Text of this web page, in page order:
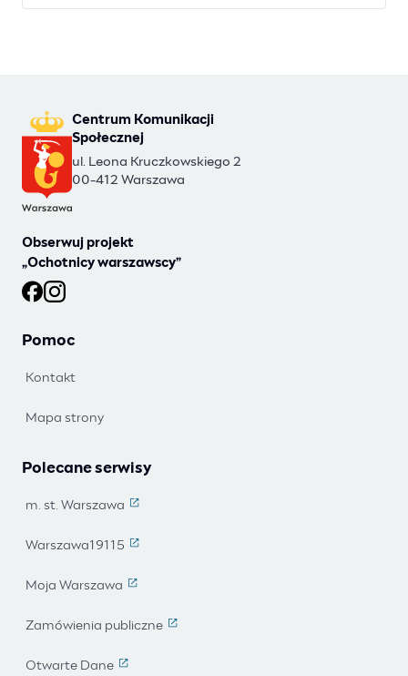
Centrum Komunikacji
Społecznej
ul. Leona Kruczkowskiego 2
00-412 Warszawa
Obserwuj projekt
„Ochotnicy warszawscy”
Pomoc
Kontakt
Mapa strony
Polecane serwisy
m. st. Warszawa
Warszawa19115
Moja Warszawa
Zamówienia publiczne
Otwarte Dane